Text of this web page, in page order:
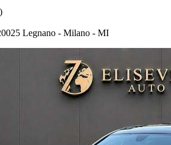
Legnano - Milano - MI